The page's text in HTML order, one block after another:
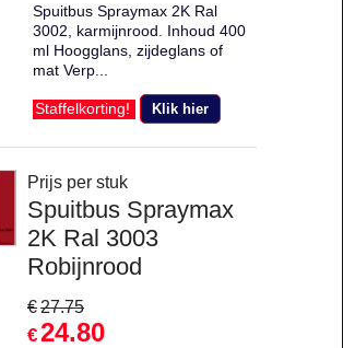
Spuitbus Spraymax 2K Ral
3002, karmijnrood. Inhoud 400
ml Hoogglans, zijdeglans of
mat Verp...
Staffelkorting! Klik hier
Prijs per stuk
Spuitbus Spraymax
2K Ral 3003
Robijnrood
€27.75
€24.80